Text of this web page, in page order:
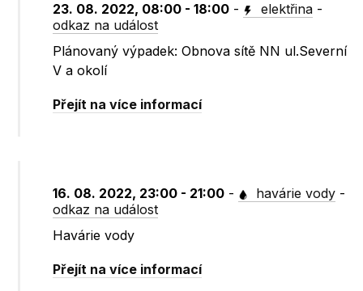
23. 08. 2022, 08:00 - 18:00 - elektřina -
odkaz na událost
Plánovaný výpadek: Obnova sítě NN ul.Severní
V a okolí
Přejít na více informací
16. 08. 2022, 23:00 - 21:00 - havárie vody -
odkaz na událost
Havárie vody
Přejít na více informací